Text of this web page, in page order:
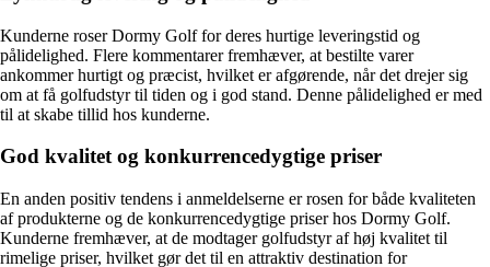
Kunderne roser Dormy Golf for deres hurtige leveringstid og
pålidelighed. Flere kommentarer fremhæver, at bestilte varer
ankommer hurtigt og præcist, hvilket er afgørende, når det drejer sig
om at få golfudstyr til tiden og i god stand. Denne pålidelighed er med
til at skabe tillid hos kunderne.
God kvalitet og konkurrencedygtige priser
En anden positiv tendens i anmeldelserne er rosen for både kvaliteten
af produkterne og de konkurrencedygtige priser hos Dormy Golf.
Kunderne fremhæver, at de modtager golfudstyr af høj kvalitet til
rimelige priser, hvilket gør det til en attraktiv destination for